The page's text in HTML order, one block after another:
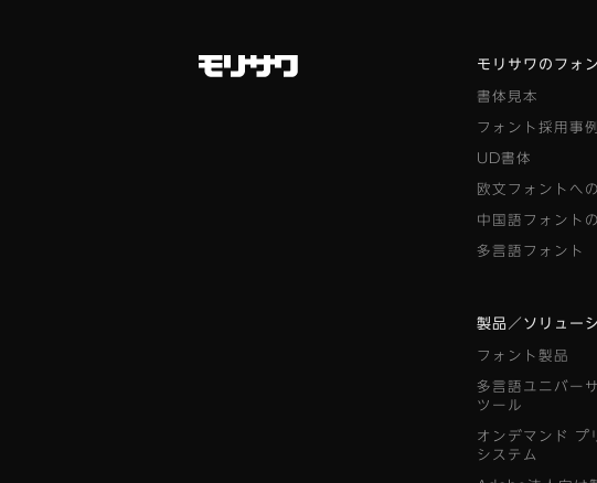
モリサワのフォ
書体見本
フォント採用事例
UD書体
欧文フォントへ
中国語フォント
多言語フォント
製品／ソリュー
フォント製品
多言語ユニバー
ツール
オンデマンド プ
システム